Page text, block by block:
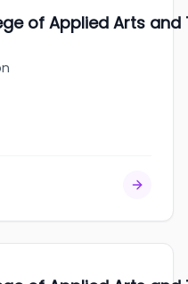
of Applied Arts and